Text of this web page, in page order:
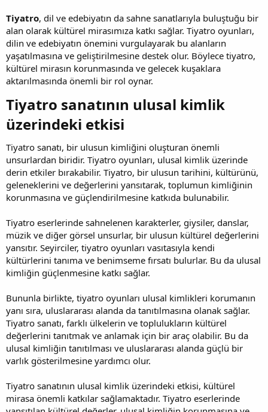
Tiyatro, dil ve edebiyatın da sahne sanatlarıyla buluştuğu bir
alan olarak kültürel mirasımıza katkı sağlar. Tiyatro oyunları,
dilin ve edebiyatın önemini vurgulayarak bu alanların
yaşatılmasına ve geliştirilmesine destek olur. Böylece tiyatro,
kültürel mirasın korunmasında ve gelecek kuşaklara
aktarılmasında önemli bir rol oynar.
Tiyatro sanatının ulusal kimlik
üzerindeki etkisi​
Tiyatro sanatı, bir ulusun kimliğini oluşturan önemli
unsurlardan biridir. Tiyatro oyunları, ulusal kimlik üzerinde
derin etkiler bırakabilir. Tiyatro, bir ulusun tarihini, kültürünü,
geleneklerini ve değerlerini yansıtarak, toplumun kimliğinin
korunmasına ve güçlendirilmesine katkıda bulunabilir.
Tiyatro eserlerinde sahnelenen karakterler, giysiler, danslar,
müzik ve diğer görsel unsurlar, bir ulusun kültürel değerlerini
yansıtır. Seyirciler, tiyatro oyunları vasıtasıyla kendi
kültürlerini tanıma ve benimseme fırsatı bulurlar. Bu da ulusal
kimliğin güçlenmesine katkı sağlar.
Bununla birlikte, tiyatro oyunları ulusal kimlikleri korumanın
yanı sıra, uluslararası alanda da tanıtılmasına olanak sağlar.
Tiyatro sanatı, farklı ülkelerin ve toplulukların kültürel
değerlerini tanıtmak ve anlamak için bir araç olabilir. Bu da
ulusal kimliğin tanıtılması ve uluslararası alanda güçlü bir
varlık gösterilmesine yardımcı olur.
Tiyatro sanatının ulusal kimlik üzerindeki etkisi, kültürel
mirasa önemli katkılar sağlamaktadır. Tiyatro eserlerinde